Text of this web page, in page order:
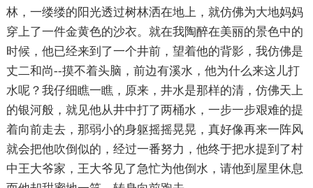
林，一缕缕的阳光透过树林洒在地上，就仿佛为大地妈妈
穿上了一件金黄色的沙衣。就在我陶醉在美丽的景色中的
时候，他已经来到了一个井前，望着他的背影，我仿佛是
丈二和尚--摸不着头脑，前边有溪水，他为什么来这儿打
水呢？我仔细瞧一瞧，原来，井水是那样的清，仿佛天上
的银河般，就见他从井中打了两桶水，一步一步艰难的提
着向前走去，那弱小的身躯摇摇晃晃，真好像再来一阵风
就会把他吹倒似的，经过一番努力，他终于把水提到了村
中王大爷家，王大爷见了急忙为他倒水，请他到屋里休息